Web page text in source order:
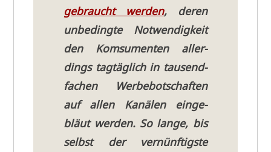
gebraucht wer­den, deren
unbe­ding­te Not­wen­dig­keit
den Kom­su­men­ten aller­
dings tag­täg­lich in tau­send­
fa­chen Wer­be­bot­schaf­ten
auf allen Kanä­len ein­ge­
bläut wer­den. So lan­ge, bis
selbst der ver­nünf­tig­ste